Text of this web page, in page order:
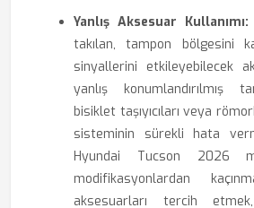
Yanlış Aksesuar Kullanımı:
takılan, tampon bölgesini
sinyallerini etkileyebilecek
yanlış konumlandırılmış
bisiklet taşıyıcıları veya
sisteminin sürekli hata
Hyundai Tucson 2026
modifikasyonlardan
aksesuarları tercih